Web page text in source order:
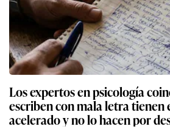
Los expertos en psicología
escriben con mala letra tienen
acelerado y no lo hacen por